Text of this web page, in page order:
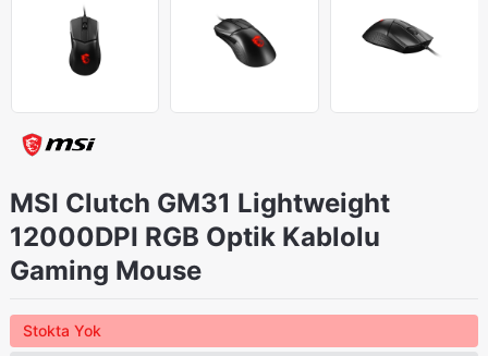
MSI Clutch GM31 Lightweight
12000DPI RGB Optik Kablolu
Gaming Mouse
Stokta Yok